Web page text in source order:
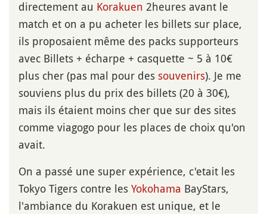
directement au Korakuen 2heures avant le
match et on a pu acheter les billets sur place,
ils proposaient même des packs supporteurs
avec Billets + écharpe + casquette ~ 5 à 10€
plus cher (pas mal pour des souvenirs). Je me
souviens plus du prix des billets (20 à 30€),
mais ils étaient moins cher que sur des sites
comme viagogo pour les places de choix qu'on
avait.
On a passé une super expérience, c'etait les
Tokyo Tigers contre les Yokohama BayStars,
l'ambiance du Korakuen est unique, et le